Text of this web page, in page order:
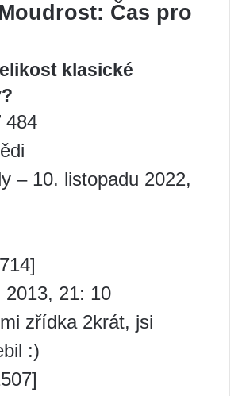
Čas pro
klasické
484
– 10. listopadu 2022,
2013, 21: 10
zřídka 2krát, jsi
:)